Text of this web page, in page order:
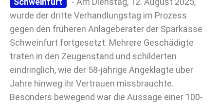
wurde der dritte Verhandlungstag im Prozess
gegen den früheren Anlageberater der Sparkasse
Schweinfurt fortgesetzt. Mehrere Geschädigte
traten in den Zeugenstand und schilderten
eindringlich, wie der 58-jährige Angeklagte über
Jahre hinweg ihr Vertrauen missbrauchte.
Besonders bewegend war die Aussage einer 100-